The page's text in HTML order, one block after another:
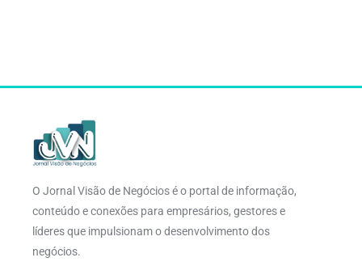
O Jornal Visão de Negócios é o portal de informação,
conteúdo e conexões para empresários, gestores e
líderes que impulsionam o desenvolvimento dos
negócios.